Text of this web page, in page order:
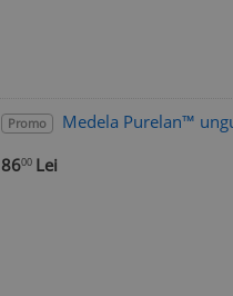
Promo
Medela Purelan™
8600 Lei